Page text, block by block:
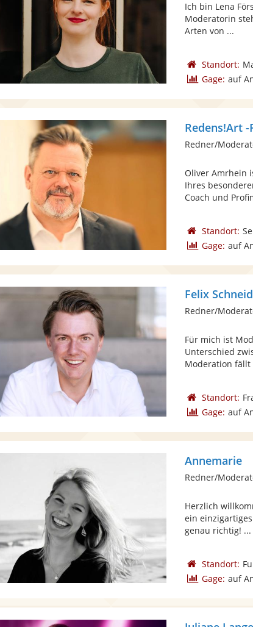
Ich bin Lena
Moderatorin
Arten von ...
Standort:
Gage: auf
Redens!Art
Redner/
Oliver Amrhein
Ihres
Coach und
Standort:
Gage: auf
Felix
Redner/
Für mich ist
Unterschied
Moderation
Standort:
Gage: auf
Annemarie
Redner/
Herzlich
ein
genau richtig! ...
Standort:
Gage: auf